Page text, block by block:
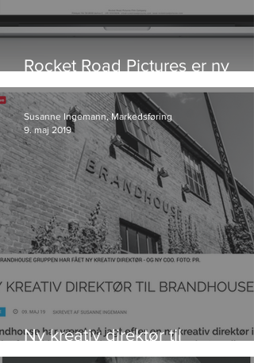
Rocket Road Pictures er ny
kunde i Storyland
Ny kreativ direktør til
Brandhouse
Susanne Ingemann, Markedsføring
9. maj 2019